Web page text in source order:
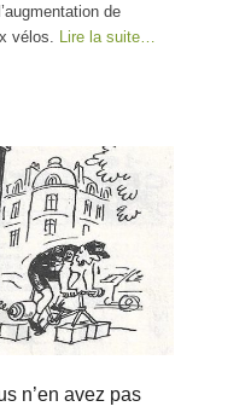
de
vélos.
Lire la suite…
n’en avez pas